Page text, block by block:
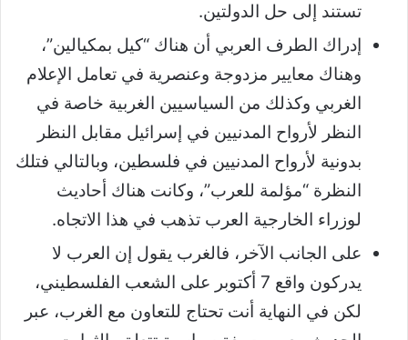
تستند إلى حل الدولتين.
إدراك الطرف العربي أن هناك “كيل بمكيالين”،
وهناك معايير مزدوجة وعنصرية في تعامل الإعلام
الغربي وكذلك من السياسيين الغربية خاصة في
النظر لأرواح المدنيين في إسرائيل مقابل النظر
بدونية لأرواح المدنيين في فلسطين، وبالتالي فتلك
النظرة “مؤلمة للعرب”، وكانت هناك أحاديث
لوزراء الخارجية العرب تذهب في هذا الاتجاه.
على الجانب الآخر، فالغرب يقول إن العرب لا
يدركون واقع 7 أكتوبر على الشعب الفلسطيني،
لكن في النهاية أنت تحتاج للتعاون مع الغرب، عبر